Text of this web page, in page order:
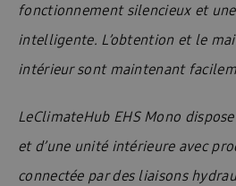
fonctionnement silencieux et
intelligente. L’obtention et le
intérieur sont maintenant
LeClimateHub EHS Mono
et d’une unité intérieure avec
connectée par des liaisons